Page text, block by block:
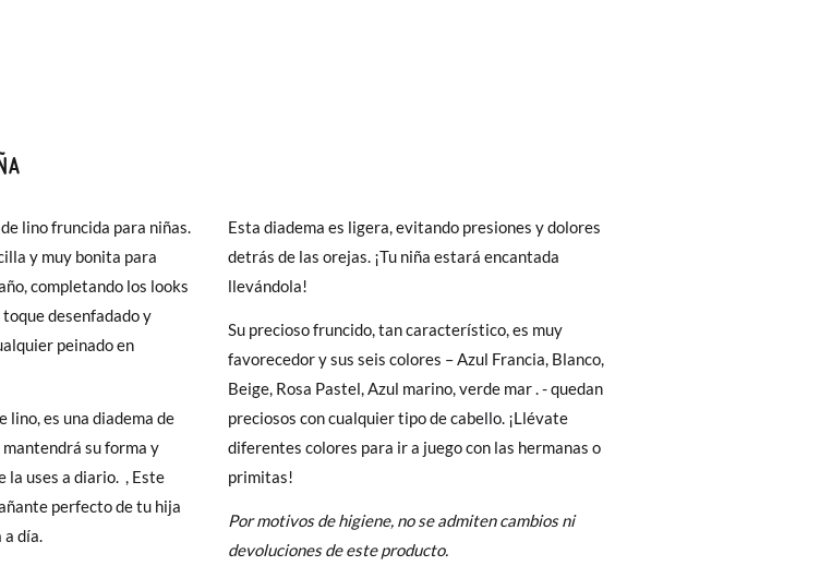
lino fruncida para niñas.
y muy bonita para
completando los looks
desenfadado y
peinado en
lino, es una diadema de
su forma y
la uses a diario. , Este
perfecto de tu hija
a día.
Esta diadema es ligera, evitando presiones y dolores
detrás de las orejas. ¡Tu niña estará encantada
llevándola!
Su precioso fruncido, tan característico, es muy
favorecedor y sus seis colores – Azul Francia, Blanco,
Beige, Rosa Pastel, Azul marino, verde mar . - quedan
preciosos con cualquier tipo de cabello. ¡Llévate
diferentes colores para ir a juego con las hermanas o
primitas!
Por motivos de higiene, no se admiten cambios ni
devoluciones de este producto.
son GRATIS y los Cambios de Talla/Color también son GRATIS y puedes realizarlos
(2-3 días laborables), en caso de que prefieras acelerar el envío, puedes por muy
en Península.
de 3-4 días laborables.
gratis, sin importe mínimo, sin preguntas. El precio final será el de los zapatos que
te valen, sólo tienes que entrar en la secciónCambios & Devolucionesde nuestra web
Nuestro equipo Atención al Cliente se encargará de todo: te mandaremos otra
sin gastos, en unos pocos días!
sino Devolución, también serán gratuitas, ¡no tienes que preocuparte por nada!
enlace del párrafo anterior y nos encargamos de enviarte un mensajero para que te